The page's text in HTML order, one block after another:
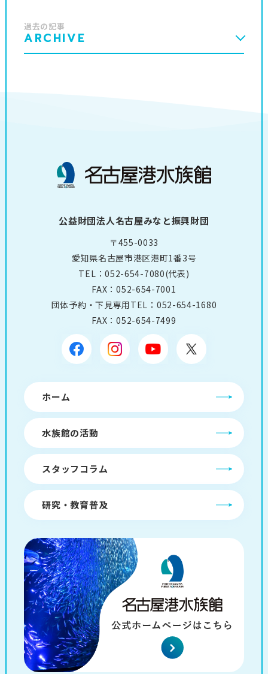
過去の記事
ARCHIVE
公益財団法人名古屋みなと振興財団
〒455-0033
愛知県名古屋市港区港町1番3号
TEL：052-654-7080(代表)
FAX：052-654-7001
団体予約・下見専用TEL： 052-654-1680
FAX：052-654-7499
ホーム
水族館の活動
スタッフコラム
研究・教育普及